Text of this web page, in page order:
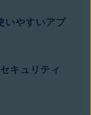
いやすいアプ
キュリティ